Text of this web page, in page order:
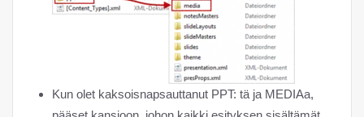
Kun olet kaksoisnapsauttanut PPT: tä ja MEDIAa,